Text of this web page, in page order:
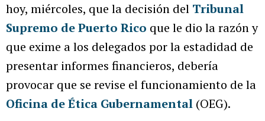
hoy, miércoles, que la decisión del Tribunal
Supremo de Puerto Rico que le dio la razón y
que exime a los delegados por la estadidad de
presentar informes financieros, debería
provocar que se revise el funcionamiento de la
Oficina de Ética Gubernamental (OEG).